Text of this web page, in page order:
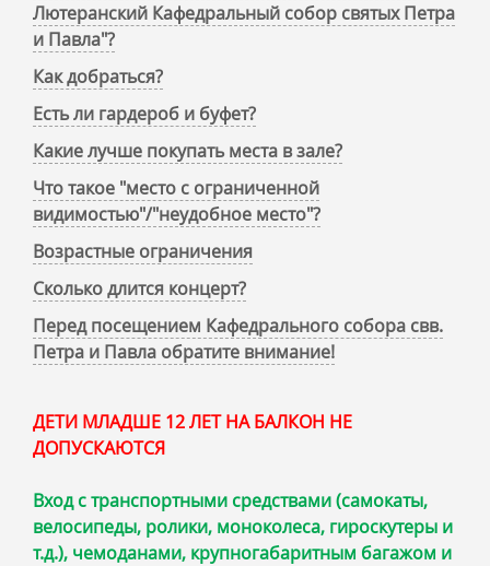
Лютеранский Кафедральный собор святых Петра
и Павла"?
Как добраться?
Есть ли гардероб и буфет?
Какие лучше покупать места в зале?
Что такое "место с ограниченной
видимостью"/"неудобное место"?
Возрастные ограничения
Сколько длится концерт?
Перед посещением Кафедрального собора свв.
Петра и Павла обратите внимание!
ДЕТИ МЛАДШЕ 12 ЛЕТ НА БАЛКОН НЕ
ДОПУСКАЮТСЯ
Вход с транспортными средствами (самокаты,
велосипеды, ролики, моноколеса, гироскутеры и
т.д.), чемоданами, крупногабаритным багажом и